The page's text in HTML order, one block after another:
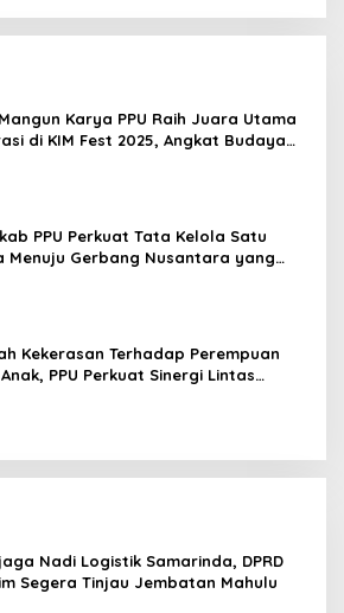
Karya PPU Raih Juara Utama
di KIM Fest 2025, Angkat Budaya
PPU Perkuat Tata Kelola Satu
Menuju Gerbang Nusantara yang
Kekerasan Terhadap Perempuan
PPU Perkuat Sinergi Lintas
Nadi Logistik Samarinda, DPRD
Segera Tinjau Jembatan Mahulu